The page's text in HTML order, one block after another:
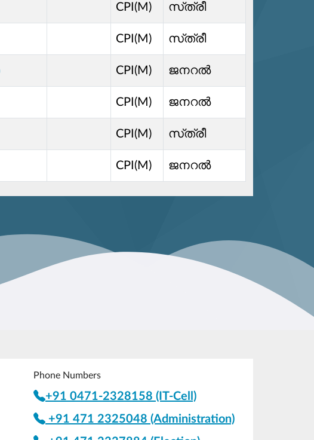
CPI(M) സ്‌ത്രീ
CPI(M) സ്‌ത്രീ
CPI(M) ജനറൽ
CPI(M) ജനറൽ
CPI(M) സ്‌ത്രീ
CPI(M) ജനറൽ
Phone Numbers
+91 0471-2328158 (IT-Cell)
+91 471 2325048 (Administration)